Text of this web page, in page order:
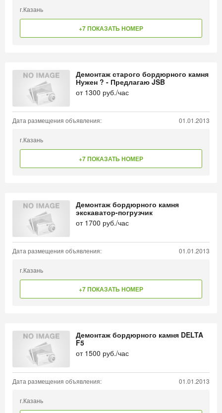
г.Казань
+7 ПОКАЗАТЬ НОМЕР
Демонтаж старого бордюрного камня
Нужен ? - Предлагаю JSB
от 1300 руб./час
Дата размещения объявления: 01.01.2013
г.Казань
+7 ПОКАЗАТЬ НОМЕР
Демонтаж бордюрного камня
экскаватор-погрузчик
от 1700 руб./час
Дата размещения объявления: 01.01.2013
г.Казань
+7 ПОКАЗАТЬ НОМЕР
Демонтаж бордюрного камня DELTA
F5
от 1500 руб./час
Дата размещения объявления: 01.01.2013
г.Казань